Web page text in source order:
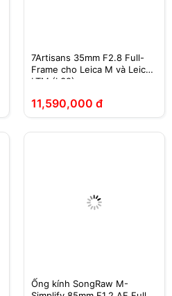
7Artisans 35mm F2.8 Full-
Frame cho Leica M và Leica
LTM (L39)
11,590,000 đ
Ống kính SongRaw M-